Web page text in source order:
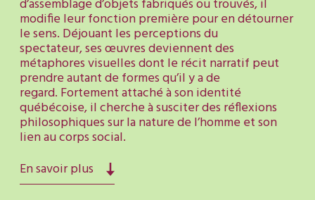
d’assemblage d’objets fabriqués ou trouvés, il
modifie leur fonction première pour en détourner
le sens. Déjouant les perceptions du
spectateur, ses œuvres deviennent des
métaphores visuelles dont le récit narratif peut
prendre autant de formes qu’il y a de
regard. Fortement attaché à son identité
québécoise, il cherche à susciter des réflexions
philosophiques sur la nature de l’homme et son
lien au corps social.
En savoir plus